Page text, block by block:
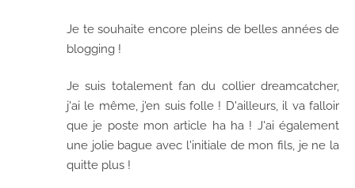
Je te souhaite encore pleins de belles années de
blogging !
Je suis totalement fan du collier dreamcatcher,
j'ai le même, j'en suis folle ! D'ailleurs, il va falloir
que je poste mon article ha ha ! J'ai également
une jolie bague avec l'initiale de mon fils, je ne la
quitte plus !